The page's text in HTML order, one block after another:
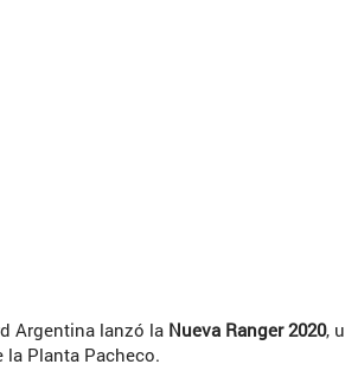
Argentina lanzó la Nueva Ranger 2020,
la Planta Pacheco.